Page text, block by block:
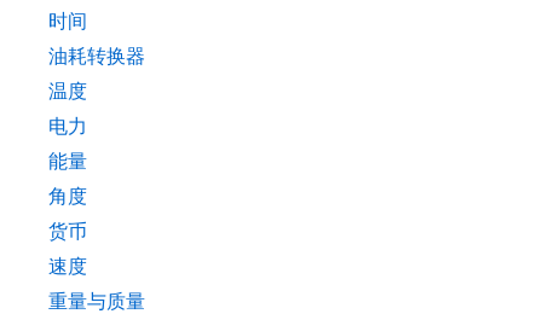
时间
油耗转换器
温度
电力
能量
角度
货币
速度
重量与质量